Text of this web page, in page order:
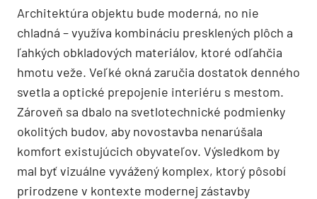
Architektúra objektu bude moderná, no nie
chladná – využíva kombináciu presklených plôch a
ľahkých obkladových materiálov, ktoré odľahčia
hmotu veže. Veľké okná zaručia dostatok denného
svetla a optické prepojenie interiéru s mestom.
Zároveň sa dbalo na svetlotechnické podmienky
okolitých budov, aby novostavba nenarúšala
komfort existujúcich obyvateľov. Výsledkom by
mal byť vizuálne vyvážený komplex, ktorý pôsobí
prirodzene v kontexte modernej zástavby